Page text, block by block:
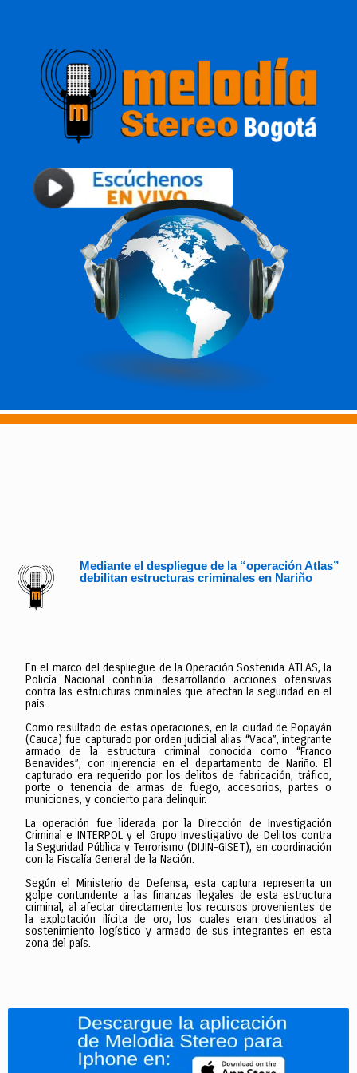
Mediante el despliegue de la “operación Atlas”
debilitan estructuras criminales en Nariño
En el marco del despliegue de la Operación Sostenida ATLAS, la
Policía Nacional continúa desarrollando acciones ofensivas
contra las estructuras criminales que afectan la seguridad en el
país.
Como resultado de estas operaciones, en la ciudad de Popayán
(Cauca) fue capturado por orden judicial alias “Vaca”, integrante
armado de la estructura criminal conocida como “Franco
Benavides”, con injerencia en el departamento de Nariño. El
capturado era requerido por los delitos de fabricación, tráfico,
porte o tenencia de armas de fuego, accesorios, partes o
municiones, y concierto para delinquir.
La operación fue liderada por la Dirección de Investigación
Criminal e INTERPOL y el Grupo Investigativo de Delitos contra
la Seguridad Pública y Terrorismo (DIJIN-GISET), en coordinación
con la Fiscalía General de la Nación.
Según el Ministerio de Defensa, esta captura representa un
golpe contundente a las finanzas ilegales de esta estructura
criminal, al afectar directamente los recursos provenientes de
la explotación ilícita de oro, los cuales eran destinados al
sostenimiento logístico y armado de sus integrantes en esta
zona del país.